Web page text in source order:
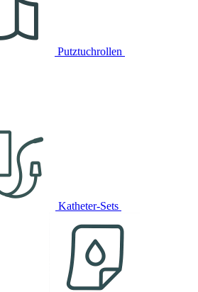
Putztuchrollen
Katheter-Sets